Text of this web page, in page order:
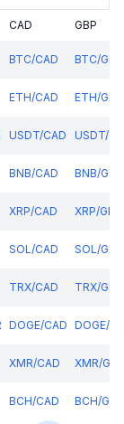
CAD GBP
BTC/CAD BTC/GBP
ETH/CAD ETH/GBP
USDT/CAD USDT/
BNB/CAD BNB/GBP
XRP/CAD XRP/GBP
SOL/CAD SOL/GBP
TRX/CAD TRX/GBP
DOGE/CAD DOGE/
XMR/CAD XMR/GBP
BCH/CAD BCH/GBP